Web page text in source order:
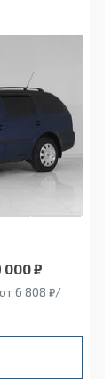
000 ₽
6 808 ₽/